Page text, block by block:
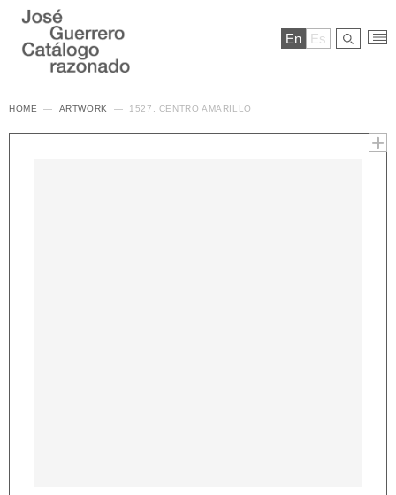
En Es
HOME ARTWORK 1527. CENTRO AMARILLO